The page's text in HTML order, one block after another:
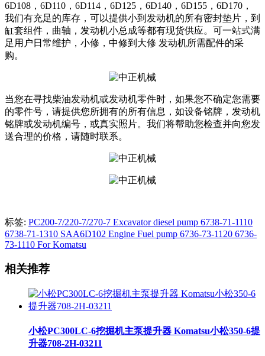
6D108，6D110，6D114，6D125，6D140，6D155，6D170，
我们有充足的库存，可以提供小到发动机的所有密封垫片，到
缸套组件，曲轴，发动机小总成等都有现货供应。可一站式满
足用户日常维护，小修，中修到大修 发动机所需配件的采
购。
当您在寻找柴油发动机或发动机零件时，如果您不确定您需要
的零件号，请提供您所拥有的所有信息，如设备铭牌，发动机
铭牌或发动机编号，或真实照片。我们将帮助您检查并向您发
送合理的价格，请随时联系。
标签: PC200-7/220-7/270-7 Excavator diesel pump 6738-71-1110
6738-71-1310 SAA6D102 Engine Fuel pump 6736-73-1120 6736-
73-1110 For Komatsu
相关推荐
小松PC300LC-6挖掘机主泵提升器 Komatsu小松350-6提
升器708-2H-03211